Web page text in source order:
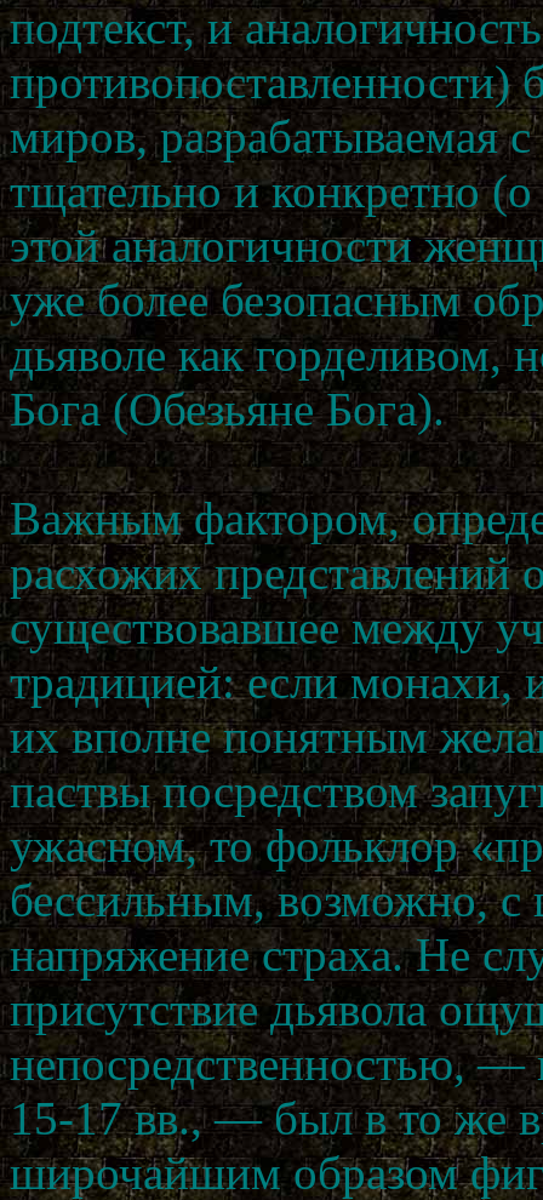
подтекст, и
противопоставленности)
миров, разрабатываемая
тщательно и конкретно
этой аналогичности
уже более безопасным
дьяволе как горделивом,
Бога (Обезьяне Бога).
Важным фактором,
расхожих представлений
существовавшее между
традицией: если монахи,
их вполне понятным
паствы посредством
ужасном, то фольклор
бессильным, возможно, с
напряжение страха. Не
присутствие дьявола
непосредственностью, —
15-17 вв., — был в то же
широчайшим образом